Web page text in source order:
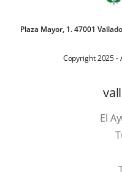
Plaza Mayor, 1. 47001
Copyright 2025 -
El